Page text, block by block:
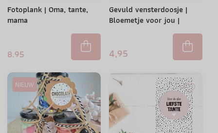
Fotoplank | Oma, tante,
mama
8.95
Gevuld vensterdoosje |
Bloemetje voor jou |
4,95
NIEUW